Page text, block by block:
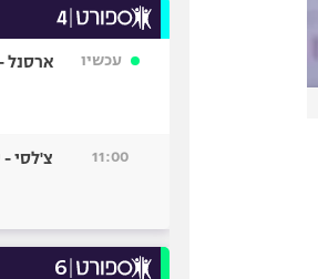
עכשיו ארסנל
11:00 צ'לסי -